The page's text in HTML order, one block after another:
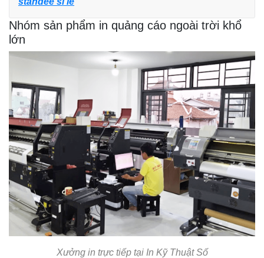
Nhóm sản phẩm in quảng cáo ngoài trời khổ
lớn
Xưởng in trực tiếp tại In Kỹ Thuật Số